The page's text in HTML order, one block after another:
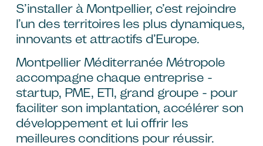
S’installer à Montpellier, c’est rejoindre
l’un des territoires les plus dynamiques,
innovants et attractifs d’Europe.
Montpellier Méditerranée Métropole
accompagne chaque entreprise -
startup, PME, ETI, grand groupe - pour
faciliter son implantation, accélérer son
développement et lui offrir les
meilleures conditions pour réussir.